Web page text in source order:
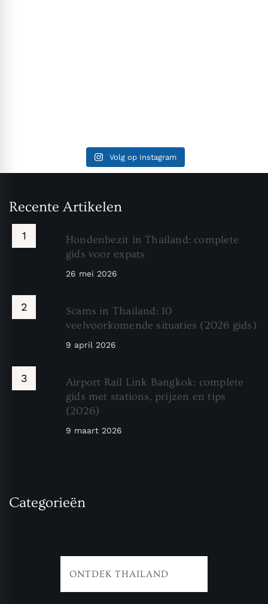
Volg op Instagram
Recente Artikelen
Hondenbezit in Thailand: complete
gids voor expats
26 mei 2026
Scams in Thailand: 10
veelvoorkomende situaties (2026 gids)
9 april 2026
Airport Rail Link Bangkok: complete
gids met stations, prijzen en tips
(2026)
9 maart 2026
Categorieën
ONTDEK THAILAND